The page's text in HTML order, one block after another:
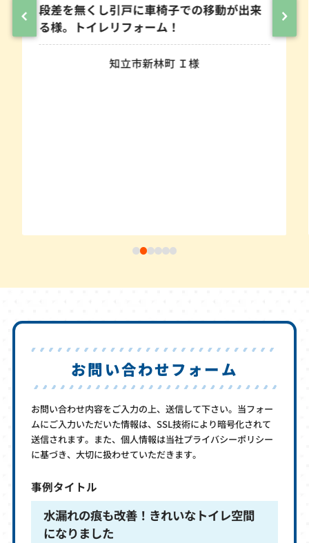
段差を無くし引戸に車椅子での移動が出来
る様。トイレリフォーム！
知立市新林町 Ｉ様
お問い合わせフォーム
お問い合わせ内容をご入力の上、送信して下さい。当フォー
ムにご入力いただいた情報は、SSL技術により暗号化されて
送信されます。また、個人情報は当社プライバシーポリシー
に基づき、大切に扱わせていただきます。
事例タイトル
水漏れの痕も改善！きれいなトイレ空間
になりました